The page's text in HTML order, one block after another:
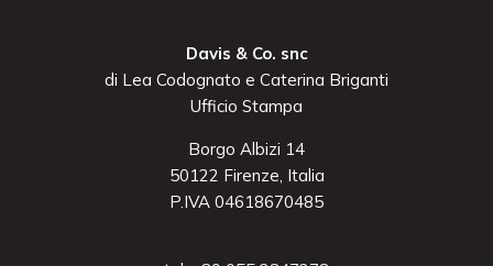
Davis & Co. snc
di Lea Codognato e Caterina Briganti
Ufficio Stampa
Borgo Albizi 14
50122 Firenze, Italia
P.IVA 04618670485